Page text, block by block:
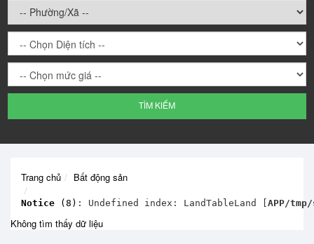
TÌM KIẾM
Trang chủ Bất động sản
Notice (8) : Undefined index: LandTableLand [ APP/
Không tìm thấy dữ liệu